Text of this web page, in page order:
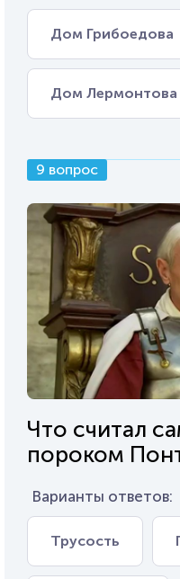
Дом Грибоедова
Дом Лермонтова
9 вопрос
Что считал
пороком
Варианты ответов:
Трусость